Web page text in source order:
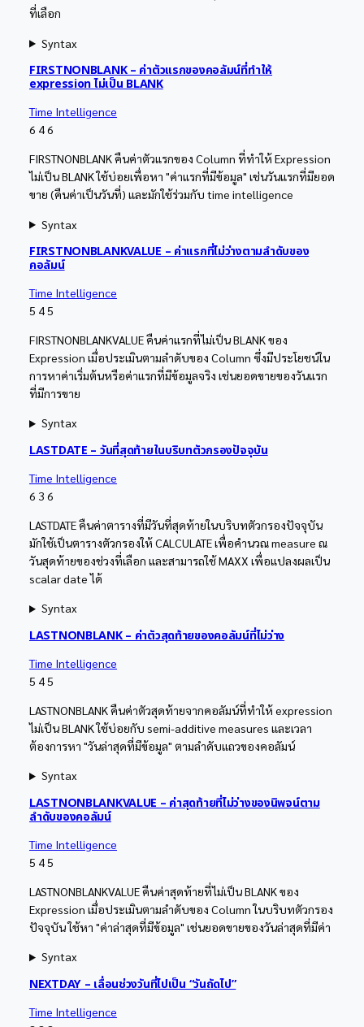
ที่เลือก
Syntax
FIRSTNONBLANK – ค่าตัวแรกของคอลัมน์ที่ทำให้
expression ไม่เป็น BLANK
Time Intelligence
6 46
FIRSTNONBLANK คืนค่าตัวแรกของ Column ที่ทำให้ Expression
ไม่เป็น BLANK ใช้บ่อยเพื่อหา "ค่าแรกที่มีข้อมูล" เช่นวันแรกที่มียอด
ขาย (คืนค่าเป็นวันที่) และมักใช้ร่วมกับ time intelligence
Syntax
FIRSTNONBLANKVALUE – ค่าแรกที่ไม่ว่างตามลำดับของ
คอลัมน์
Time Intelligence
5 45
FIRSTNONBLANKVALUE คืนค่าแรกที่ไม่เป็น BLANK ของ
Expression เมื่อประเมินตามลำดับของ Column ซึ่งมีประโยชน์ใน
การหาค่าเริ่มต้นหรือค่าแรกที่มีข้อมูลจริง เช่นยอดขายของวันแรก
ที่มีการขาย
Syntax
LASTDATE – วันที่สุดท้ายในบริบทตัวกรองปัจจุบัน
Time Intelligence
6 3 6
LASTDATE คืนค่าตารางที่มีวันที่สุดท้ายในบริบทตัวกรองปัจจุบัน
มักใช้เป็นตารางตัวกรองให้ CALCULATE เพื่อคำนวณ measure ณ
วันสุดท้ายของช่วงที่เลือก และสามารถใช้ MAXX เพื่อแปลงผลเป็น
scalar date ได้
Syntax
LASTNONBLANK – ค่าตัวสุดท้ายของคอลัมน์ที่ไม่ว่าง
Time Intelligence
5 45
LASTNONBLANK คืนค่าตัวสุดท้ายจากคอลัมน์ที่ทำให้ expression
ไม่เป็น BLANK ใช้บ่อยกับ semi-additive measures และเวลา
ต้องการหา "วันล่าสุดที่มีข้อมูล" ตามลำดับแถวของคอลัมน์
Syntax
LASTNONBLANKVALUE – ค่าสุดท้ายที่ไม่ว่างของนิพจน์ตาม
ลำดับของคอลัมน์
Time Intelligence
5 45
LASTNONBLANKVALUE คืนค่าสุดท้ายที่ไม่เป็น BLANK ของ
Expression เมื่อประเมินตามลำดับของ Column ในบริบทตัวกรอง
ปัจจุบัน ใช้หา "ค่าล่าสุดที่มีข้อมูล" เช่นยอดขายของวันล่าสุดที่มีค่า
Syntax
NEXTDAY – เลื่อนช่วงวันที่ไปเป็น “วันถัดไป”
Time Intelligence